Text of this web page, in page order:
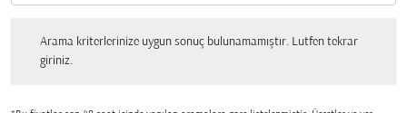
Arama kriterlerinize uygun sonuç bulunamamıştır. Lutfen tekrar
giriniz.